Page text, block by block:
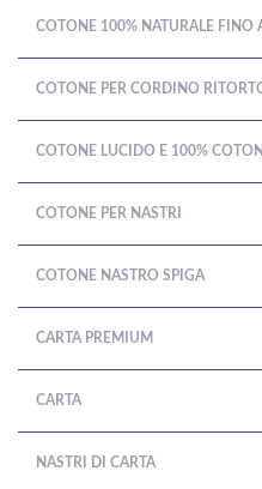
COTONE 100% NATURALE FINO
COTONE PER CORDINO
COTONE LUCIDO E 100%
COTONE PER NASTRI
COTONE NASTRO SPIGA
CARTA PREMIUM
CARTA
NASTRI DI CARTA